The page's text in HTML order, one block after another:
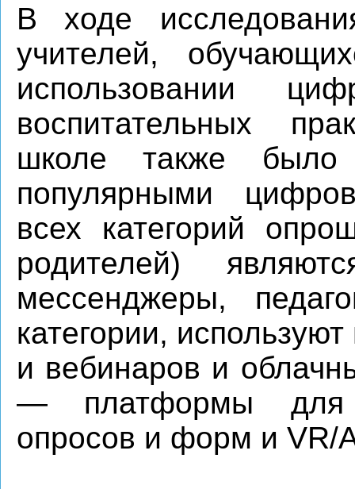
В ходе
учителей,
использовании
воспитательных
школе также
популярными
всех категорий
родителей)
мессенджеры,
категории,
и вебинаров и
— платформы для
опросов и форм и VR/